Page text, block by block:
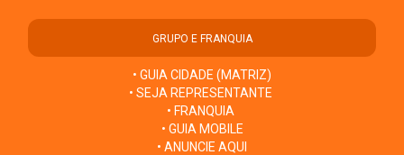
GRUPO E FRANQUIA
• GUIA CIDADE (MATRIZ)
• SEJA REPRESENTANTE
• FRANQUIA
• GUIA MOBILE
• ANUNCIE AQUI